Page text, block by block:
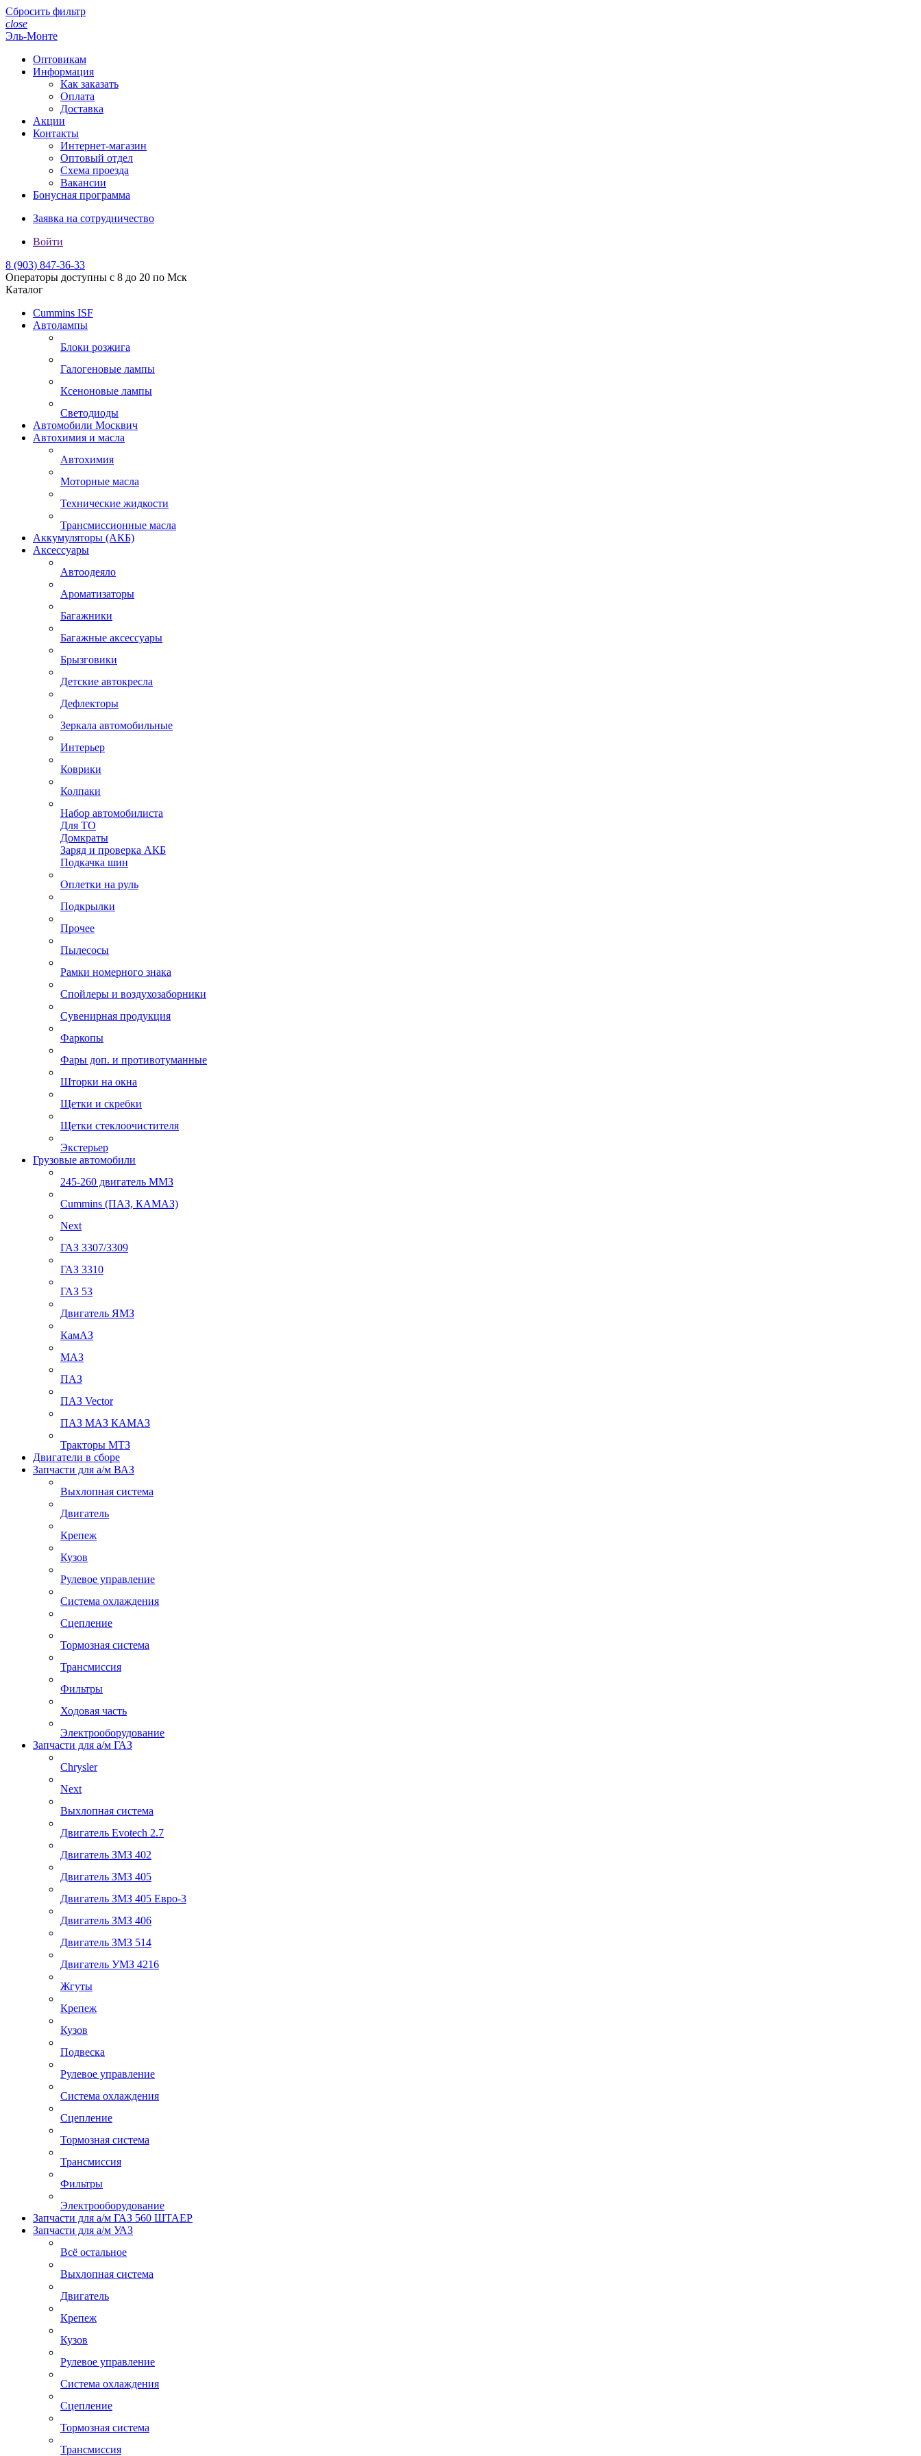
Сбросить фильтр
close
Эль-Монте
Оптовикам
Информация
Как заказать
Оплата
Доставка
Акции
Контакты
Интернет-магазин
Оптовый отдел
Схема проезда
Вакансии
Бонусная программа
Заявка на сотрудничество
Войти
8 (903) 847-36-33
Операторы доступны с 8 до 20 по Мск
Каталог
Cummins ISF
Автолампы
Блоки розжига
Галогеновые лампы
Ксеноновые лампы
Светодиоды
Автомобили Москвич
Автохимия и масла
Автохимия
Моторные масла
Технические жидкости
Трансмиссионные масла
Аккумуляторы (АКБ)
Аксессуары
Автоодеяло
Ароматизаторы
Багажники
Багажные аксессуары
Брызговики
Детские автокресла
Дефлекторы
Зеркала автомобильные
Интерьер
Коврики
Колпаки
Набор автомобилиста
Для ТО
Домкраты
Заряд и проверка АКБ
Подкачка шин
Оплетки на руль
Подкрылки
Прочее
Пылесосы
Рамки номерного знака
Спойлеры и воздухозаборники
Сувенирная продукция
Фаркопы
Фары доп. и противотуманные
Шторки на окна
Щетки и скребки
Щетки стеклоочистителя
Экстерьер
Грузовые автомобили
245-260 двигатель ММЗ
Cummins (ПАЗ, КАМАЗ)
Next
ГАЗ 3307/3309
ГАЗ 3310
ГАЗ 53
Двигатель ЯМЗ
КамАЗ
МАЗ
ПАЗ
ПАЗ Vector
ПАЗ МАЗ КАМАЗ
Тракторы МТЗ
Двигатели в сборе
Запчасти для а/м ВАЗ
Выхлопная система
Двигатель
Крепеж
Кузов
Рулевое управление
Система охлаждения
Сцепление
Тормозная система
Трансмиссия
Фильтры
Ходовая часть
Электрооборудование
Запчасти для а/м ГАЗ
Chrysler
Next
Выхлопная система
Двигатель Evotech 2.7
Двигатель ЗМЗ 402
Двигатель ЗМЗ 405
Двигатель ЗМЗ 405 Евро-3
Двигатель ЗМЗ 406
Двигатель ЗМЗ 514
Двигатель УМЗ 4216
Жгуты
Крепеж
Кузов
Подвеска
Рулевое управление
Система охлаждения
Сцепление
Тормозная система
Трансмиссия
Фильтры
Электрооборудование
Запчасти для а/м ГАЗ 560 ШТАЕР
Запчасти для а/м УАЗ
Всё остальное
Выхлопная система
Двигатель
Крепеж
Кузов
Рулевое управление
Система охлаждения
Сцепление
Тормозная система
Трансмиссия